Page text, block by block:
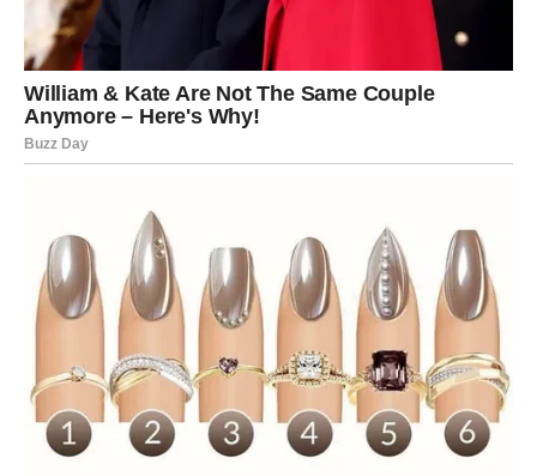
Iza svega dolazi nešto lepo
Iako će promene u početku izgledati kao nešto što unosi
nemir i nesigurnost, drugi deo ovog perioda donosi
mnogo lepšu energiju. Kada budete imali osećaj da vam
okolnosti oduzimaju stabilnost, pojaviće se nešto što će
vam vratiti osmeh i uneti sasvim drugačije raspoloženje.